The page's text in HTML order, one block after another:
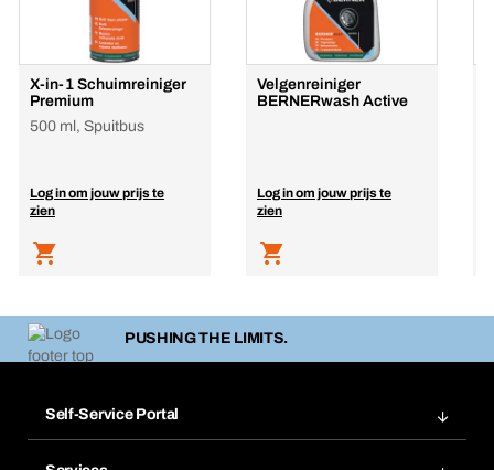
X-in-1 Schuimreiniger
Premium
500 ml, Spuitbus
Log in om jouw prijs te
zien
Velgenreiniger
BERNERwash Active
Log in om jouw prijs te
zien
PUSHING THE LIMITS.
Self-Service Portal